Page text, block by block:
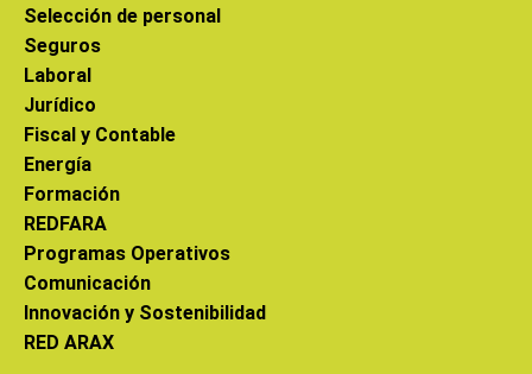
Selección de personal
Seguros
Laboral
Jurídico
Fiscal y Contable
Energía
Formación
REDFARA
Programas Operativos
Comunicación
Innovación y Sostenibilidad
RED ARAX